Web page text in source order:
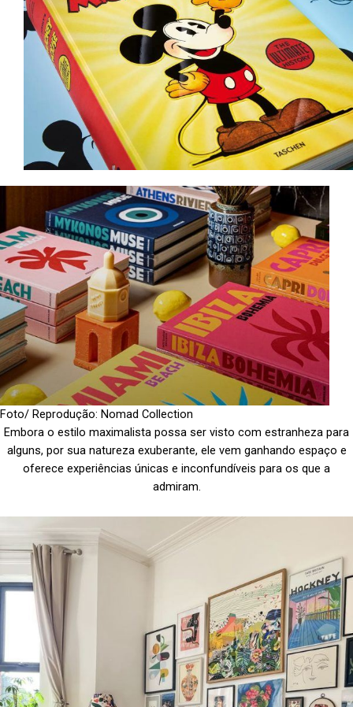
Foto/ Reprodução: Nomad Collection
Embora o estilo maximalista possa ser visto com estranheza para
alguns, por sua natureza exuberante, ele vem ganhando espaço e
oferece experiências únicas e inconfundíveis para os que a
admiram.